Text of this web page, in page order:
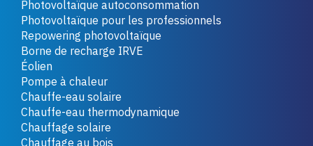
Photovoltaïque autoconsommation
Photovoltaïque pour les professionnels
Repowering photovoltaïque
Borne de recharge IRVE
Éolien
Pompe à chaleur
Chauffe-eau solaire
Chauffe-eau thermodynamique
Chauffage solaire
Chauffage au bois